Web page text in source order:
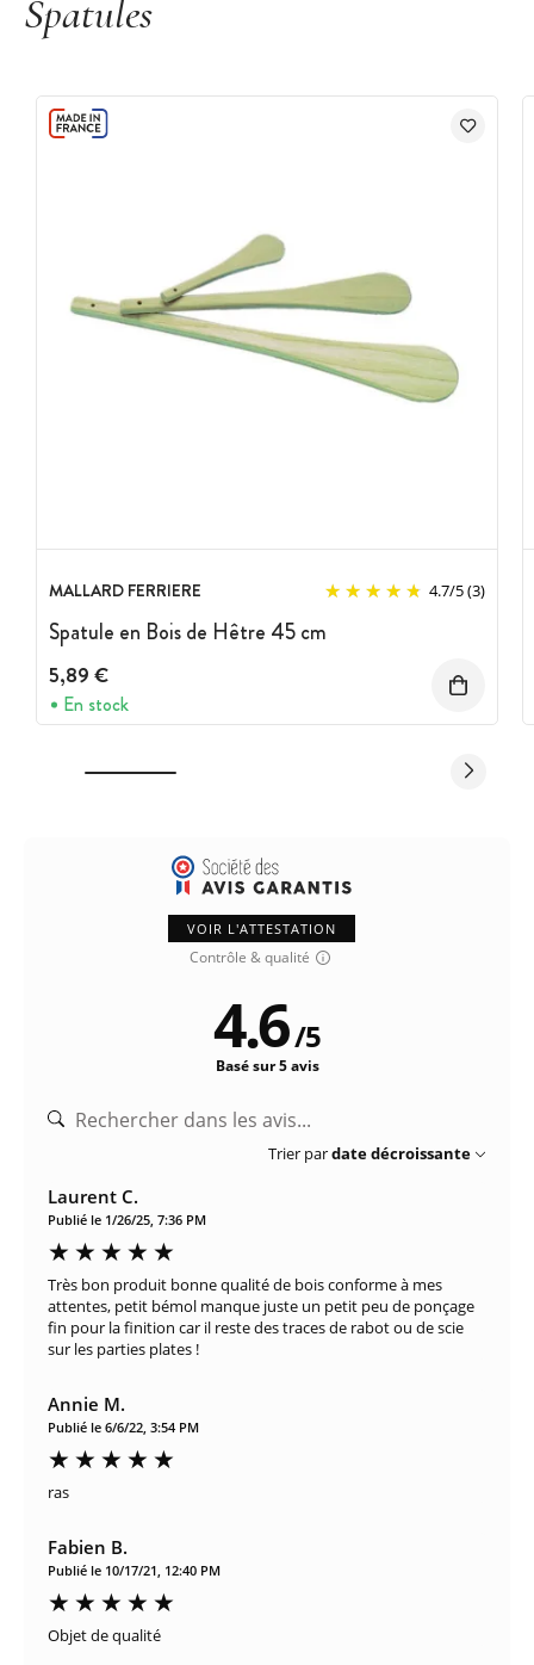
Spatules
MALLARD FERRIERE 4.7/5(3)
Spatule en Bois de Hêtre 45 cm
5,89 €
En stock
VOIR L'ATTESTATION
Contrôle & qualité
4.6/5
Basé sur 5 avis
Trier pardate décroissante
Laurent C.
Publié le 1/26/25, 7:36 PM
Très bon produit bonne qualité de bois conforme à mes
attentes, petit bémol manque juste un petit peu de ponçage
fin pour la finition car il reste des traces de rabot ou de scie
sur les parties plates !
Annie M.
Publié le 6/6/22, 3:54 PM
ras
Fabien B.
Publié le 10/17/21, 12:40 PM
Objet de qualité